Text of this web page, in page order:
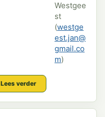
Westgee
st
(westge
est.jan@
gmail.co
m)
Lees verder